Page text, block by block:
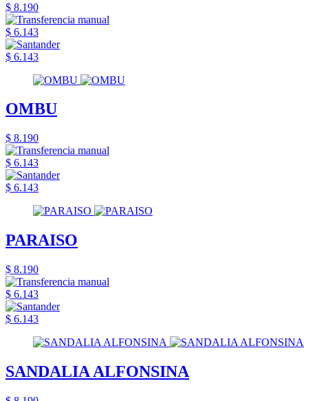
$ 8.190
$ 6.143
$ 6.143
OMBU
$ 8.190
$ 6.143
$ 6.143
PARAISO
$ 8.190
$ 6.143
$ 6.143
SANDALIA ALFONSINA